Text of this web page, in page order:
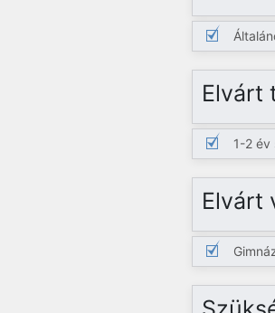
Elvárt
1-2 év
Elvárt